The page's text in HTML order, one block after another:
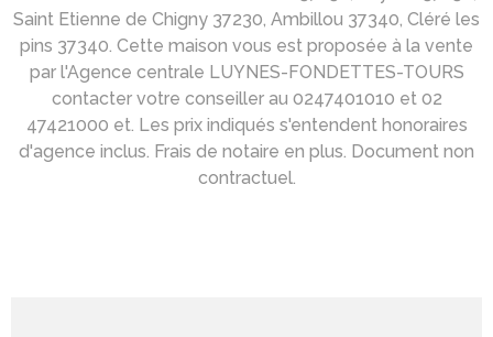
Saint Etienne de Chigny 37230, Ambillou 37340, Cléré les
pins 37340. Cette maison vous est proposée à la vente
par l'Agence centrale LUYNES-FONDETTES-TOURS
contacter votre conseiller au 0247401010 et 02
47421000 et. Les prix indiqués s'entendent honoraires
d'agence inclus. Frais de notaire en plus. Document non
contractuel.